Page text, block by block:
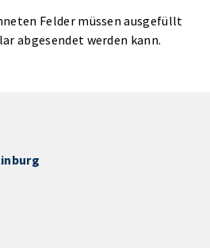
Felder müssen ausgefüllt
abgesendet werden kann.